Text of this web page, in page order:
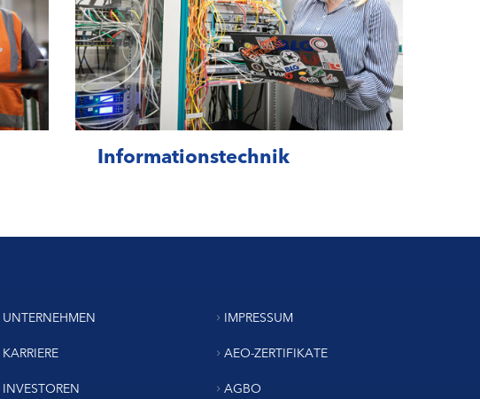
Informationstechnik
UNTERNEHMEN
KARRIERE
INVESTOREN
IMPRESSUM
AEO-ZERTIFIKATE
AGBO